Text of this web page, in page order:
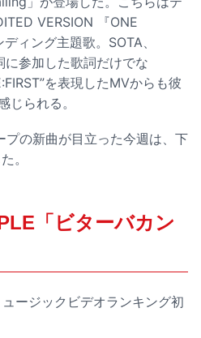
VERSION 『ONE
ィング主題歌。SOTA、
に参加した歌詞だけでな
を表現したMVからも彼
じられる。
プの新曲が目立った今週は、下
。
「ビターバカン
ージックビデオランキング初